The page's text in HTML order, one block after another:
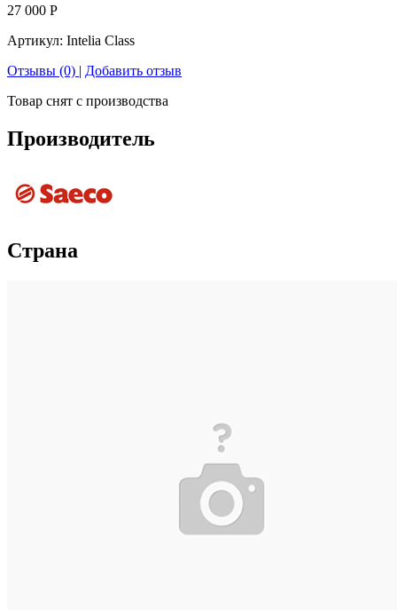
27 000 Р
Артикул: Intelia Class
Отзывы (0) | Добавить отзыв
Товар снят с производства
Производитель
Страна